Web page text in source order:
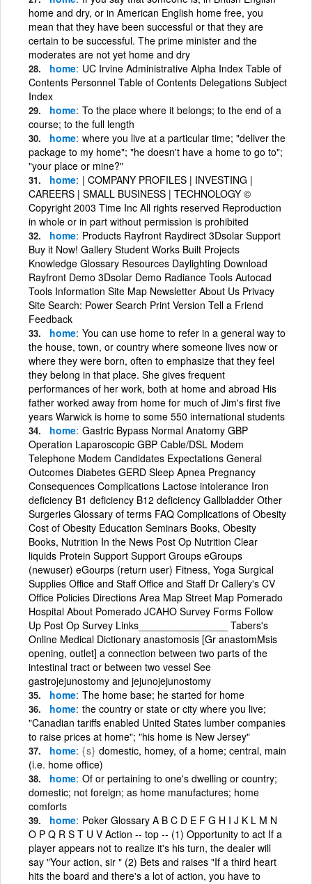
home and dry, or in American English home free, you
mean that they have been successful or that they are
certain to be successful. The prime minister and the
moderates are not yet home and dry
home UC Irvine Administrative Alpha Index Table of
Contents Personnel Table of Contents Delegations Subject
Index
home To the place where it belongs; to the end of a
course; to the full length
home where you live at a particular time; "deliver the
package to my home"; "he doesn't have a home to go to";
"your place or mine?"
home | COMPANY PROFILES | INVESTING |
CAREERS | SMALL BUSINESS | TECHNOLOGY ©
Copyright 2003 Time Inc All rights reserved Reproduction
in whole or in part without permission is prohibited
home Products Rayfront Raydirect 3Dsolar Support
Buy it Now! Gallery Student Works Built Projects
Knowledge Glossary Resources Daylighting Download
Rayfront Demo 3Dsolar Demo Radiance Tools Autocad
Tools Information Site Map Newsletter About Us Privacy
Site Search: Power Search Print Version Tell a Friend
Feedback
home You can use home to refer in a general way to
the house, town, or country where someone lives now or
where they were born, often to emphasize that they feel
they belong in that place. She gives frequent
performances of her work, both at home and abroad His
father worked away from home for much of Jim's first five
years Warwick is home to some 550 international students
home Gastric Bypass Normal Anatomy GBP
Operation Laparoscopic GBP Cable/DSL Modem
Telephone Modem Candidates Expectations General
Outcomes Diabetes GERD Sleep Apnea Pregnancy
Consequences Complications Lactose intolerance Iron
deficiency B1 deficiency B12 deficiency Gallbladder Other
Surgeries Glossary of terms FAQ Complications of Obesity
Cost of Obesity Education Seminars Books, Obesity
Books, Nutrition In the News Post Op Nutrition Clear
liquids Protein Support Support Groups eGroups
(newuser) eGourps (return user) Fitness, Yoga Surgical
Supplies Office and Staff Office and Staff Dr Callery's CV
Office Policies Directions Area Map Street Map Pomerado
Hospital About Pomerado JCAHO Survey Forms Follow
Up Post Op Survey Links________________ Tabers's
Online Medical Dictionary anastomosis [Gr anastomMsis
opening, outlet] a connection between two parts of the
intestinal tract or between two vessel See
gastrojejunostomy and jejunojejunostomy
home The home base; he started for home
home the country or state or city where you live;
"Canadian tariffs enabled United States lumber companies
to raise prices at home"; "his home is New Jersey"
home {s} domestic, homey, of a home; central, main
(i.e. home office)
home Of or pertaining to one's dwelling or country;
domestic; not foreign; as home manufactures; home
comforts
home Poker Glossary A B C D E F G H I J K L M N
O P Q R S T U V Action -- top -- (1) Opportunity to act If a
player appears not to realize it's his turn, the dealer will
say "Your action, sir " (2) Bets and raises "If a third heart
hits the board and there's a lot of action, you have to